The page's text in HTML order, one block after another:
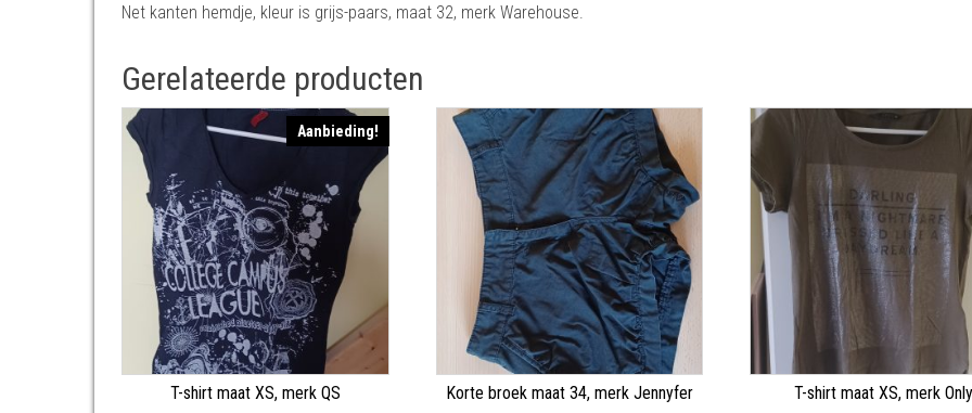
Net kanten hemdje, kleur is grijs-paars, maat 32, merk Warehouse.
Gerelateerde producten
Aanbieding!
T-shirt maat XS, merk QS Korte broek maat 34, merk Jennyfer T-shirt maat XS, merk Only